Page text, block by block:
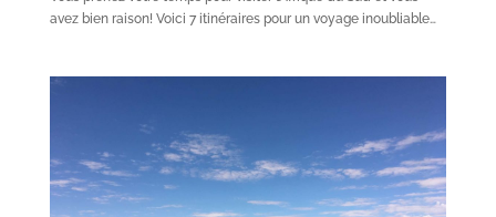
avez bien raison! Voici 7 itinéraires pour un voyage inoubliable…